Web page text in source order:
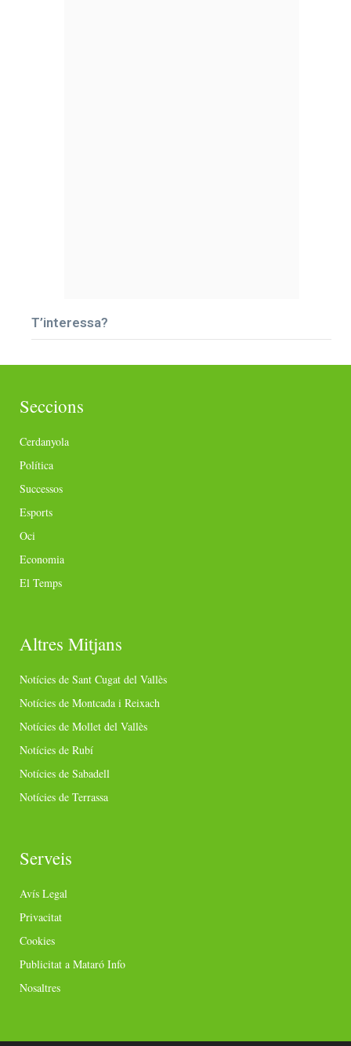
T’interessa?
Seccions
Cerdanyola
Política
Successos
Esports
Oci
Economia
El Temps
Altres Mitjans
Notícies de Sant Cugat del Vallès
Notícies de Montcada i Reixach
Notícies de Mollet del Vallès
Notícies de Rubí
Notícies de Sabadell
Notícies de Terrassa
Serveis
Avís Legal
Privacitat
Cookies
Publicitat a Mataró Info
Nosaltres